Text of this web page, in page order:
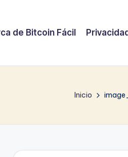
de Bitcoin Fácil Privacidad
Inicio